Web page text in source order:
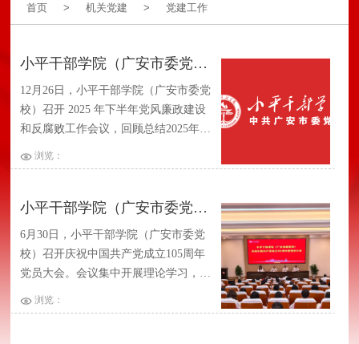
首页 > 机关党建 > 党建工作
小平干部学院（广安市委党校）召开2025年下半年党风廉政建设和反腐败工作会议
12月26日，小平干部学院（广安市委党
校）召开 2025 年下半年党风廉政建设
和反腐败工作会议，回顾总结2025年党
风廉政建设工作，分析当前面临的形势
和问题，并对下一阶段的工作进行安排
话，市纪委监委派驻市委组织部纪检监
（校）中层及以上领导干部参加会议。
浏览：
小平干部学院（广安市委党校）召开庆祝中国共产党成立105周年党员大会
6月30日，小平干部学院（广安市委党
校）召开庆祝中国共产党成立105周年
党员大会。会议集中开展理论学习，表
彰优秀共产党员、优秀党务工作者，激
励全体干部职工见贤思齐、争先创优。
浏览：